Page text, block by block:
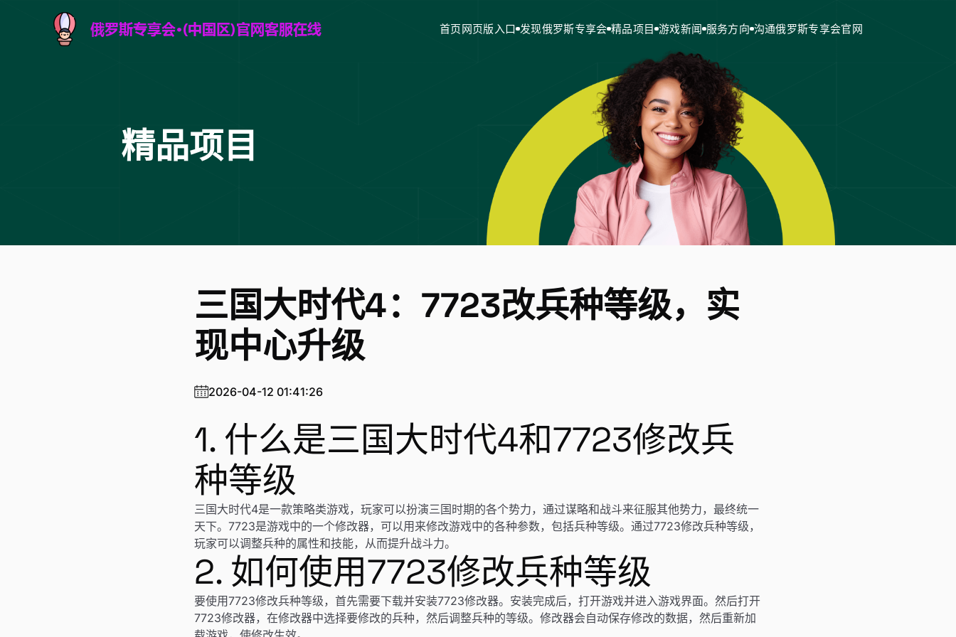
首页网页版入口 发现俄罗斯专享会 精品项目 游戏新闻 服务方向 沟通俄罗斯专享会官网
精品项目
三国大时代4：7723改兵种等级，实
现中心升级
2026-04-12 01:41:26
1. 什么是三国大时代4和7723修改兵
种等级
三国大时代4是一款策略类游戏，玩家可以扮演三国时期的各个势力，通过谋略和战斗来征服其他势力，最终统一
天下。7723是游戏中的一个修改器，可以用来修改游戏中的各种参数，包括兵种等级。通过7723修改兵种等级，
玩家可以调整兵种的属性和技能，从而提升战斗力。
2. 如何使用7723修改兵种等级
要使用7723修改兵种等级，首先需要下载并安装7723修改器。安装完成后，打开游戏并进入游戏界面。然后打开
7723修改器，在修改器中选择要修改的兵种，然后调整兵种的等级。修改器会自动保存修改的数据，然后重新加